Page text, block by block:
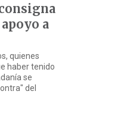
a
quienes
haber tenido
se
del